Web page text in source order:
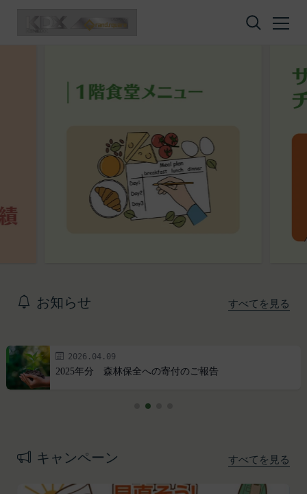
お知らせ すべてを見る
2026.04.09
2025年分 森林保全への寄付のご報告
キャンペーン すべてを見る
プライバシーポリシー
の保護に関する法律、その他関連する法令等を遵守
するとともに、以下の方針に沿ってお客様からお預
かりした情報を取り扱い、正確性および機密性の保
利用規約
用規約（以下「本規約」といいます。）を下記の通
り定めます。
本サービスをご利用される方は、ご登録される前に
Amazonギフト券
ト券番号を贈ります。
有効期限は発行から10年です。
ギフト券を適用する方法: